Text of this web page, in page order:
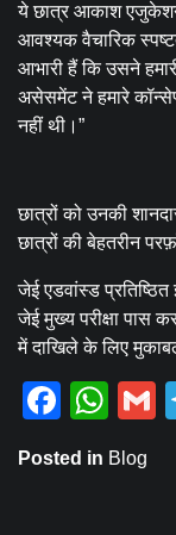
ये छात्र आकाश
आवश्यक वैचारिक
आभारी हैं कि उसने
असेसमेंट ने हमारे
नहीं थी।”
छात्रों को उनकी
छात्रों की बेहतरीन
जेई एडवांस्ड
जेई मुख्य परीक्षा पास
में दाखिले के लिए
Posted in Blog